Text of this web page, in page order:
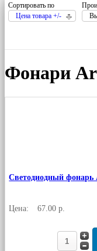
Сортировать по
Цена товара +/-
Фонари
Светодиодный фонарь
Цена: 67.00 р.